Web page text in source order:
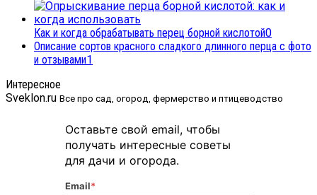
Как и когда обрабатывать перец борной кислотой0
Описание сортов красного сладкого длинного перца с фото
и отзывами1
Интересное
Sveklon.ru Все про сад, огород, фермерство и птицеводство
Оставьте свой email, чтобы
получать интересные советы
для дачи и огорода.
Email*